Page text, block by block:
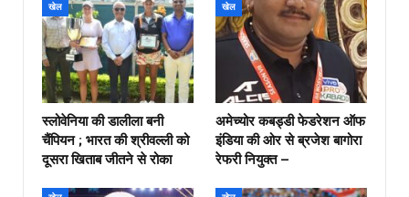
खेल
स्लोवेनिया की डालीला बनी
चैंपियन ; भारत की श्रीवल्ली को
दूसरा खिताब जीतने से रोका
खेल
अमेच्योर कबड्डी फेडरेशन ऑफ
इंडिया की ओर से ब्रजेश बागोरा
रेफरी नियुक्त –